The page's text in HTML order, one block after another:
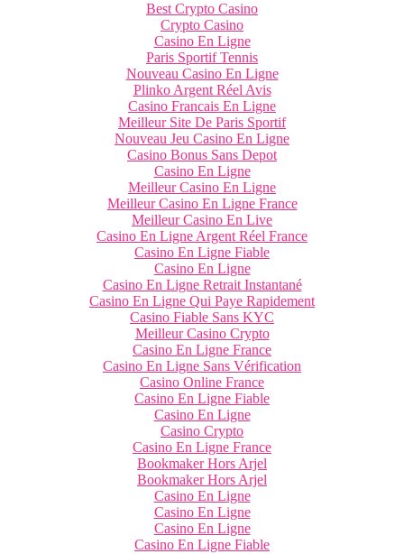
Best Crypto Casino
Crypto Casino
Casino En Ligne
Paris Sportif Tennis
Nouveau Casino En Ligne
Plinko Argent Réel Avis
Casino Francais En Ligne
Meilleur Site De Paris Sportif
Nouveau Jeu Casino En Ligne
Casino Bonus Sans Depot
Casino En Ligne
Meilleur Casino En Ligne
Meilleur Casino En Ligne France
Meilleur Casino En Live
Casino En Ligne Argent Réel France
Casino En Ligne Fiable
Casino En Ligne
Casino En Ligne Retrait Instantané
Casino En Ligne Qui Paye Rapidement
Casino Fiable Sans KYC
Meilleur Casino Crypto
Casino En Ligne France
Casino En Ligne Sans Vérification
Casino Online France
Casino En Ligne Fiable
Casino En Ligne
Casino Crypto
Casino En Ligne France
Bookmaker Hors Arjel
Bookmaker Hors Arjel
Casino En Ligne
Casino En Ligne
Casino En Ligne
Casino En Ligne Fiable